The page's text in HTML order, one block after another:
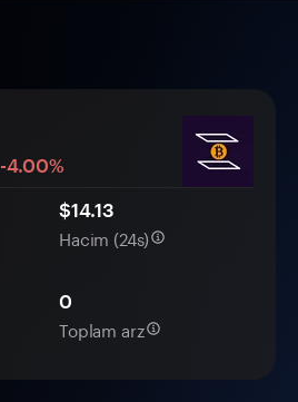
-4.00%
$14.13
Hacim (24s)
0
Toplam arz